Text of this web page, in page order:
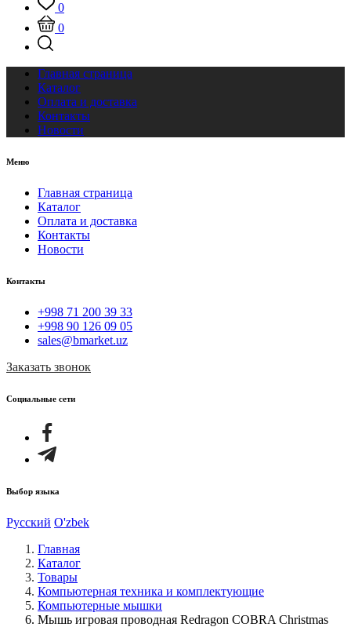
0
0
Главная страница
Каталог
Оплата и доставка
Контакты
Новости
Меню
Главная страница
Каталог
Оплата и доставка
Контакты
Новости
Контакты
+998 71 200 39 33
+998 90 126 09 05
sales@bmarket.uz
Заказать звонок
Социальные сети
Выбор языка
Русский O'zbek
Главная
Каталог
Товары
Компьютерная техника и комплектующие
Компьютерные мышки
Мышь игровая проводная Redragon COBRA Christmas